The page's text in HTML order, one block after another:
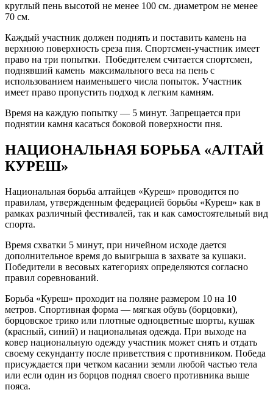
круглый пень высотой не менее 100 см. диаметром не менее
70 см.
Каждый участник должен поднять и поставить камень на
верхнюю поверхность среза пня. Спортсмен-участник имеет
право на три попытки. Победителем считается спортсмен,
поднявший камень максимального веса на пень с
использованием наименьшего числа попыток. Участник
имеет право пропустить подход к легким камням.
Время на каждую попытку — 5 минут. Запрещается при
поднятии камня касаться боковой поверхности пня.
НАЦИОНАЛЬНАЯ БОРЬБА «АЛТАЙ
КУРЕШ»
Национальная борьба алтайцев «Куреш» проводится по
правилам, утвержденным федерацией борьбы «Куреш» как в
рамках различный фестивалей, так и как самостоятельный вид
спорта.
Время схватки 5 минут, при ничейном исходе дается
дополнительное время до выигрыша в захвате за кушаки.
Победители в весовых категориях определяются согласно
правил соревнований.
Борьба «Куреш» проходит на поляне размером 10 на 10
метров. Спортивная форма — мягкая обувь (борцовки),
борцовское трико или плотные одноцветные шорты, кушак
(красный, синий) и национальная одежда. При выходе на
ковер национальную одежду участник может снять и отдать
своему секунданту после приветствия с противником. Победа
присуждается при четком касании земли любой частью тела
или если один из борцов поднял своего противника выше
пояса.